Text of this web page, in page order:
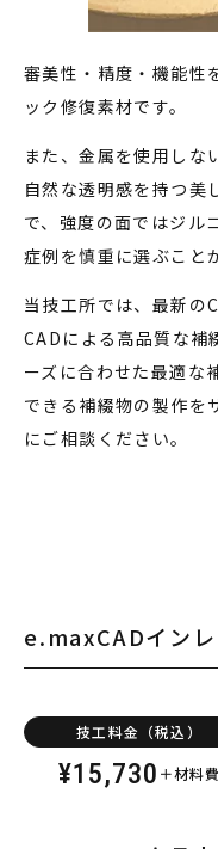
審美性・精度・機能性
ック修復素材です。
また、金属を使用しな
自然な透明感を持つ美
で、強度の面ではジル
症例を慎重に選ぶこと
当技工所では、最新
CADによる高品質な補
ーズに合わせた最適な
できる補綴物の製作を
にご相談ください。
e.maxCADイン
技工料金（税込）
¥15,730 ＋材料費